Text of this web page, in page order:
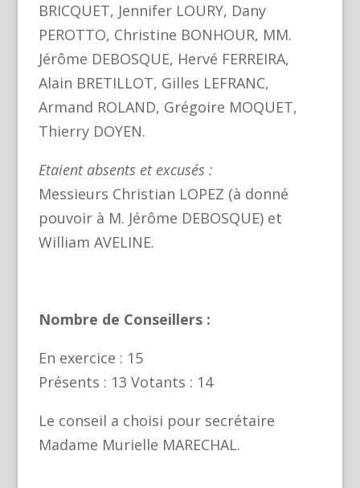
BRICQUET, Jennifer LOURY, Dany
PEROTTO, Christine BONHOUR, MM.
Jérôme DEBOSQUE, Hervé FERREIRA,
Alain BRETILLOT, Gilles LEFRANC,
Armand ROLAND, Grégoire MOQUET,
Thierry DOYEN.
Etaient absents et excusés :
Messieurs Christian LOPEZ (à donné
pouvoir à M. Jérôme DEBOSQUE) et
William AVELINE.
Nombre de Conseillers :
En exercice : 15
Présents : 13 Votants : 14
Le conseil a choisi pour secrétaire
Madame Murielle MARECHAL.